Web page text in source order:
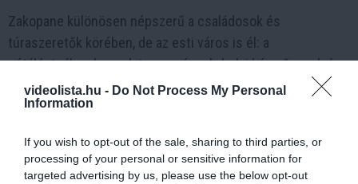
videolista.hu - Do Not Process My Personal
Information
If you wish to opt-out of the sale, sharing to third parties, or
processing of your personal or sensitive information for
targeted advertising by us, please use the below opt-out
Zakopane különösen népszerű a családosok és
túraszeretők körében, de az esti város is él: a
sétálóutcákon hangulatos zenészek, helyi kézművesek és
goral éttermek várják a látogatókat. Egy pohár hűvös
ribizlibor és a Tátra látványa – ennél jobb nyári este aligha